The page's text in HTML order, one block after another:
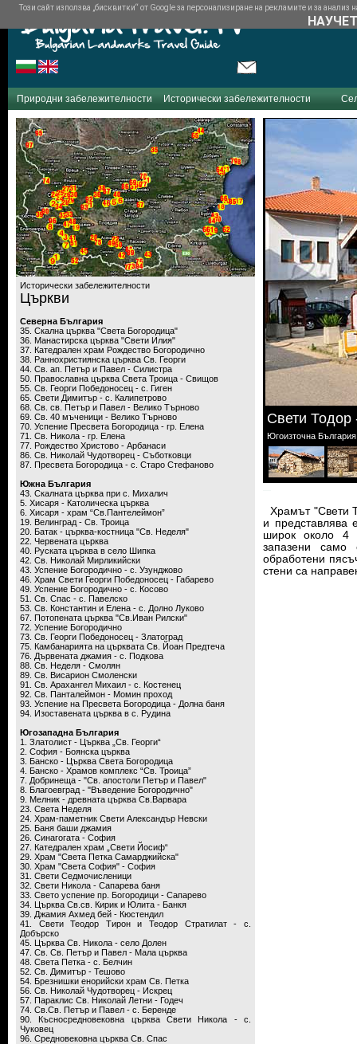
Природни забележителности Исторически забележителности
Исторически забележителности
Църкви
Северна България
35. Скална църква "Света Богородица"
36. Манастирска църква "Свети Илия"
37. Катедрален храм Рождество Богородично
38. Раннохристиянска църква Св. Георги
44. Св. ап. Петър и Павел - Силистра
50. Православна църква Света Троица - Свищов
55. Св. Георги Победоносец - с. Гиген
65. Свети Димитър - с. Калипетрово
68. Св. св. Петър и Павел - Велико Търново
69. Св. 40 мъченици - Велико Търново
70. Успение Пресвета Богородица - гр. Елена
71. Св. Никола - гр. Елена
77. Рождество Христово - Арбанаси
86. Св. Николай Чудотворец - Съботковци
87. Пресвета Богородица - с. Старо Стефаново
Южна България
43. Скалната църква при с. Михалич
5. Хисаря - Католическа църква
6. Хисаря - храм “Св.Пантелеймон”
19. Велинград - Св. Троица
20. Батак - църква-костница "Св. Неделя"
22. Червената църква
40. Руската църква в село Шипка
42. Св. Николай Мирликийски
43. Успение Богородично - с. Узунджово
46. Храм Свети Георги Победоносец - Габарево
49. Успение Богородично - с. Косово
51. Св. Спас - с. Павелско
53. Св. Константин и Елена - с. Долно Луково
67. Потопената църква "Св.Иван Рилски"
72. Успение Богородично
73. Св. Георги Победоносец - Златоград
75. Камбанарията на църквата Св. Йоан Предтеча
76. Дървената джамия - с. Подкова
88. Св. Неделя - Смолян
89. Св. Висарион Смоленски
91. Св. Арахангел Михаил - с. Костенец
92. Св. Панталеймон - Момин проход
93. Успение на Пресвета Богородица - Долна баня
94. Изоставената църква в с. Рудина
Югозападна България
1. Златолист - Църква „Св. Георги“
2. София - Боянска църква
3. Банско - Църква Света Богородица
4. Банско - Храмов комплекс “Св. Троица”
7. Добринеща - "Св. апостоли Петър и Павел"
8. Благоевград - "Въведение Богородично"
9. Мелник - древната църква Св.Варвара
23. Света Неделя
24. Храм-паметник Свети Александър Невски
25. Баня баши джамия
26. Синагогата - София
27. Катедрален храм „Свети Йосиф“
29. Храм "Света Петка Самарджийска"
30. Храм "Света София" - София
31. Свети Седмочисленици
32. Свети Никола - Сапарева баня
33. Свето успение пр. Богородици - Сапарево
34. Църква Св.св. Кирик и Юлита - Банкя
39. Джамия Ахмед бей - Кюстендил
41. Свети Теодор Тирон и Теодор Стратилат - с.
Добърско
45. Църква Св. Никола - село Долен
47. Св. Св. Петър и Павел - Мала църква
48. Света Петка - с. Белчин
52. Св. Димитър - Тешово
54. Брезнишки енорийски храм Св. Петка
56. Св. Николай Чудотворец - Искрец
57. Параклис Св. Николай Летни - Годеч
74. Св.Св. Петър и Павел - с. Беренде
90. Късносредновековна църква Свети Никола - с.
Чуковец
96. Средновековна църква Св. Спас
Свети Тодор
Югоизточна
Храмът "Свети
и представлява
широк около 4
запазени само
обработени
стени са
Този сайт използва „бисквитки“ от Google за персонализиране на рекламите и за анализ